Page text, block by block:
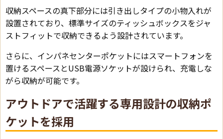
収納スペースの真下部分には引き出しタイプの小物入れが
設置されており、標準サイズのティッシュボックスをジャ
ストフィットで収納できるよう設計されています。
さらに、インパネセンターポケットにはスマートフォンを
置けるスペースとUSB電源ソケットが設けられ、充電しな
がら収納が可能です。
アウトドアで活躍する専用設計の収納ポ
ケットを採用